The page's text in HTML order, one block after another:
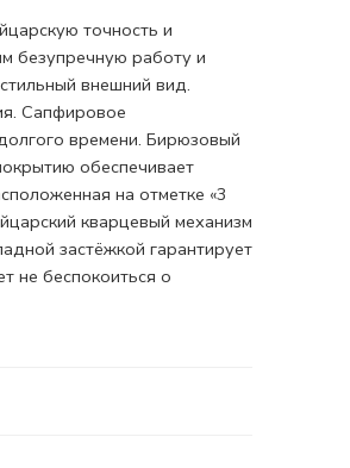
точность и
безупречную работу и
внешний вид.
Сапфировое
времени. Бирюзовый
обеспечивает
на отметке «3
кварцевый механизм
застёжкой гарантирует
не беспокоиться о